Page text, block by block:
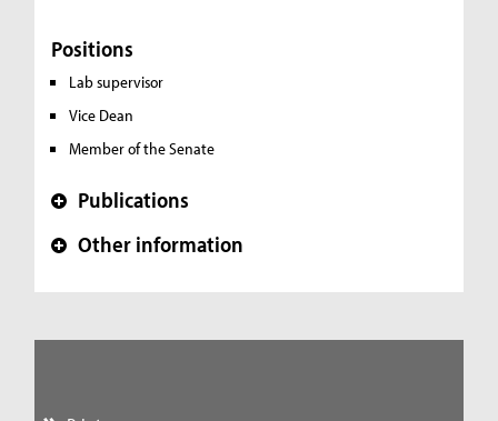
Positions
Lab supervisor
Vice Dean
Member of the Senate
+ Publications
+ Other information